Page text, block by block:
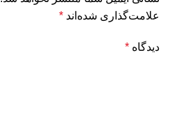
علامت‌گذاری شده‌اند *
دیدگاه *